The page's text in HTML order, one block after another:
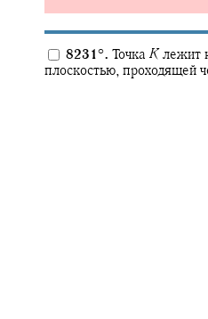
8231°. Точка K лежит
плоскостью, проходящей